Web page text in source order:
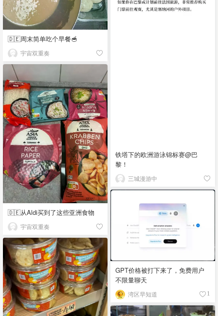
🇩🇪周末简单吃个早餐🥣
宇宙双重奏
铁塔下的欧洲游泳锦标赛@巴
黎！
三城漫游中
🇩🇪从Aldi买到了这些亚洲食物
宇宙双重奏
GPT价格被打下来了，免费用户
不限量聊天
湾区早知道 1